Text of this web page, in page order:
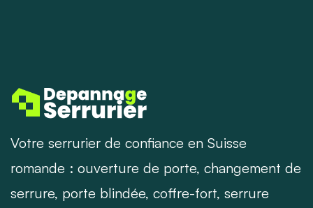
Votre serrurier de confiance en Suisse
romande : ouverture de porte, changement de
serrure, porte blindée, coffre-fort, serrure